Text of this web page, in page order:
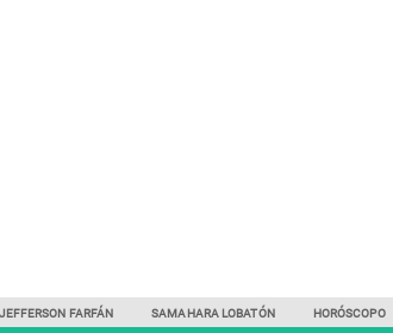
JEFFERSON FARFÁN SAMAHARA LOBATÓN HORÓSCOPO